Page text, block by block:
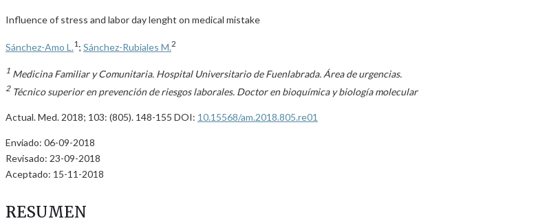
Influence of stress and labor day lenght on medical mistake
Sánchez-Amo L.1 ; Sánchez-Rubiales M.2
1 Medicina Familiar y Comunitaria. Hospital Universitario de Fuenlabrada. Área de urgencias.
2Técnico superior en prevención de riesgos laborales. Doctor en bioquímica y biología molecular
Actual. Med. 2018; 103: (805). 148-155 DOI: 10.15568/am.2018.805.re01
Enviado: 06-09-2018
Revisado: 23-09-2018
Aceptado: 15-11-2018
RESUMEN